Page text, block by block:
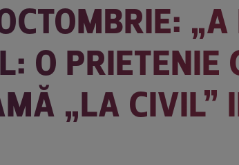
O PRIETENIE
„LA CIVIL”